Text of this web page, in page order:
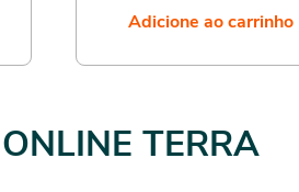
Adicione ao carrinho
TERRA